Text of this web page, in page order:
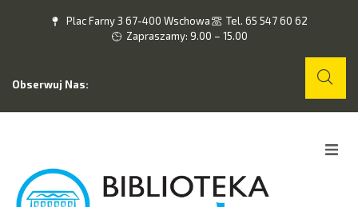
Plac Farny 3 67-400 Wschowa
Tel. 65 547 60 62
Zapraszamy: 9.00 – 15.00
Obserwuj Nas: